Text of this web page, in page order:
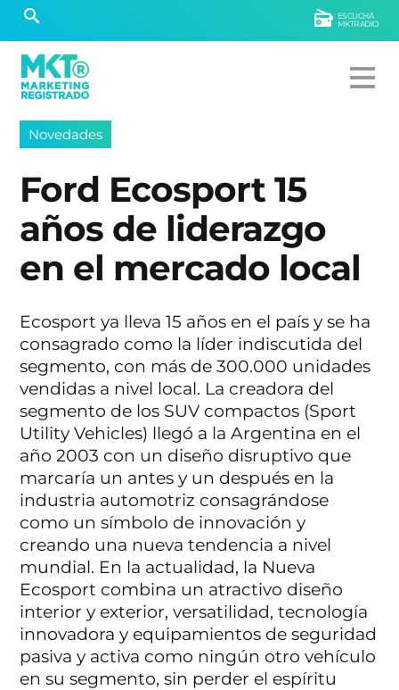
ESCUCHÁ
MKTRADIO
Novedades
Ford Ecosport 15
años de liderazgo
en el mercado local
Ecosport ya lleva 15 años en el país y se ha
consagrado como la líder indiscutida del
segmento, con más de 300.000 unidades
vendidas a nivel local. La creadora del
segmento de los SUV compactos (Sport
Utility Vehicles) llegó a la Argentina en el
año 2003 con un diseño disruptivo que
marcaría un antes y un después en la
industria automotriz consagrándose
como un símbolo de innovación y
creando una nueva tendencia a nivel
mundial. En la actualidad, la Nueva
Ecosport combina un atractivo diseño
interior y exterior, versatilidad, tecnología
innovadora y equipamientos de seguridad
pasiva y activa como ningún otro vehículo
en su segmento, sin perder el espíritu